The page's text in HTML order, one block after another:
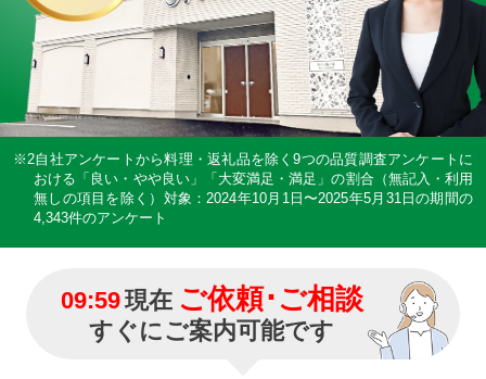
※2自社アンケートから料理・返礼品を除く9つの品質調査アンケートに
おける「良い・やや良い」「大変満足・満足」の割合（無記入・利用
無しの項目を除く） 対象：2024年10月1日〜2025年5月31日の期間の
4,343件のアンケート
09:59現在 ご依頼･ご相談
すぐにご案内可能です